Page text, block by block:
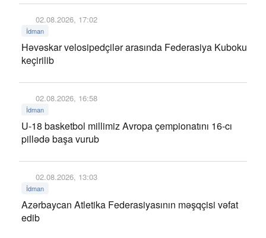
02.08.2026, 17:02
İdman
Həvəskar velosipedçilər arasında Federasiya Kuboku
keçirilib
02.08.2026, 16:58
İdman
U-18 basketbol millimiz Avropa çempionatını 16-cı
pillədə başa vurub
02.08.2026, 13:03
İdman
Azərbaycan Atletika Federasiyasının məşqçisi vəfat
edib